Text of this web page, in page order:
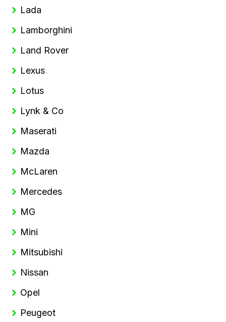
Lada
Lamborghini
Land Rover
Lexus
Lotus
Lynk & Co
Maserati
Mazda
McLaren
Mercedes
MG
Mini
Mitsubishi
Nissan
Opel
Peugeot